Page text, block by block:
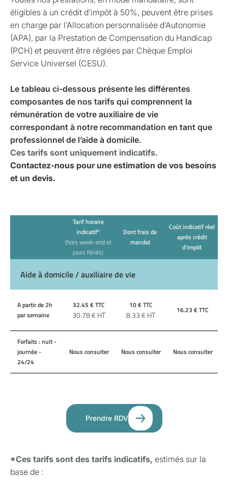
éligibles à un crédit d’impôt à 50%, peuvent être prises
en charge par l’Allocation personnalisée d’Autonomie
(APA), par la Prestation de Compensation du Handicap
(PCH) et peuvent être réglées par Chèque Emploi
Service Universel (CESU).
Le tableau ci-dessous présente les différentes
composantes de nos tarifs qui comprennent la
rémunération de votre auxiliaire de vie
correspondant à notre recommandation en tant que
professionnel de l’aide à domicile.
Ces tarifs sont uniquement indicatifs.
Contactez-nous pour une estimation de vos besoins
et un devis.
Tarif horaire
indicatif*
(hors week-end et
jours fériés)
Dont frais de
mandat
Coût indicatif réel
après crédit
d'impôt
Aide à domicile / auxiliaire de vie
A partir de 2h
par semaine
32.45 € TTC
30.78€ HT
10€ TTC
8.33€ HT 16.23 € TTC
Forfaits : nuit -
journée -
24/24
Nous consulter Nous consulter Nous consulter
Prendre RDV
*Ces tarifs sont des tarifs indicatifs, estimés sur la
base de :